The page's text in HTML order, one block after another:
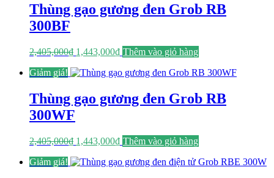
2,047,200₫.
Thùng gạo gương đen Grob RB
300BF
2,405,000₫ Giá
là:
1,443,000₫Giá
tại
1,443,000₫.
Thêm vào giỏ hàng
Giảm giá!
Thùng gạo gương đen Grob RB
300WF
2,405,000₫ Giá
là:
1,443,000₫Giá
tại
Thêm vào giỏ hàng
Giảm giá!